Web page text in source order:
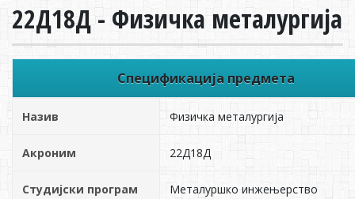
22Д18Д - Физичка металургија
Спецификација предмета
Назив Физичка металургија
Акроним 22Д18Д
Студијски програм Металуршко инжењерство